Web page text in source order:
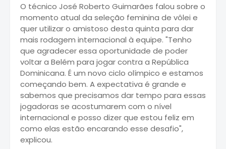
O técnico José Roberto Guimarães falou sobre o
momento atual da seleção feminina de vôlei e
quer utilizar o amistoso desta quinta para dar
mais rodagem internacional à equipe. "Tenho
que agradecer essa oportunidade de poder
voltar a Belém para jogar contra a República
Dominicana. É um novo ciclo olímpico e estamos
começando bem. A expectativa é grande e
sabemos que precisamos dar tempo para essas
jogadoras se acostumarem com o nível
internacional e posso dizer que estou feliz em
como elas estão encarando esse desafio",
explicou.